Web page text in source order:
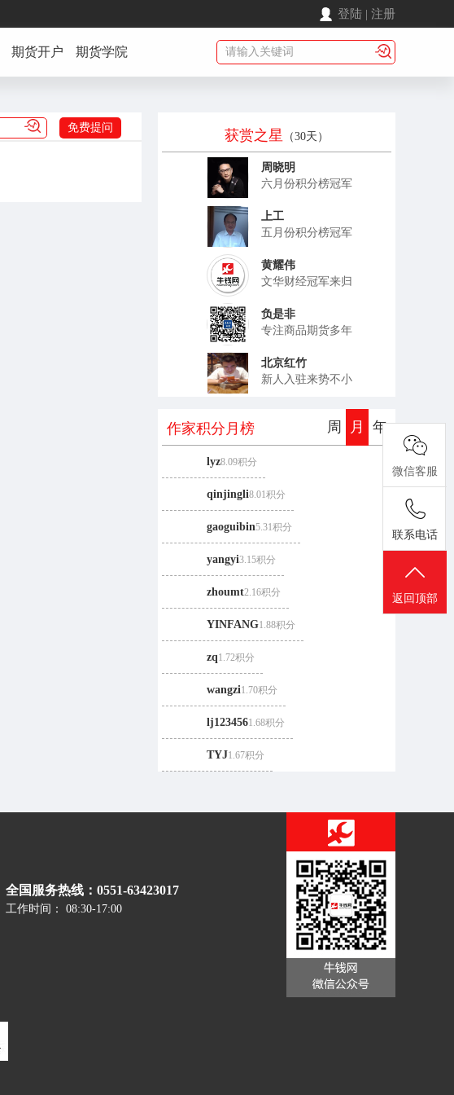
登陆 | 注册
期货开户 期货学院
免费提问 获赏之星 （30天）
周晓明
六月份积分榜冠军
上工
五月份积分榜冠军
黄耀伟
文华财经冠军来归
负是非
专注商品期货多年
北京红竹
新人入驻来势不小
作家积分 月 榜 周 月 年
lyz8.09积分
qinjingli8.01积分
gaoguibin5.31积分
yangyi3.15积分
zhoumt2.16积分
YINFANG1.88积分
zq1.72积分
wangzi1.70积分
lj1234561.68积分
TYJ1.67积分
全国服务热线：0551-63423017
工作时间： 08:30-17:00
微信客服
联系电话
返回顶部